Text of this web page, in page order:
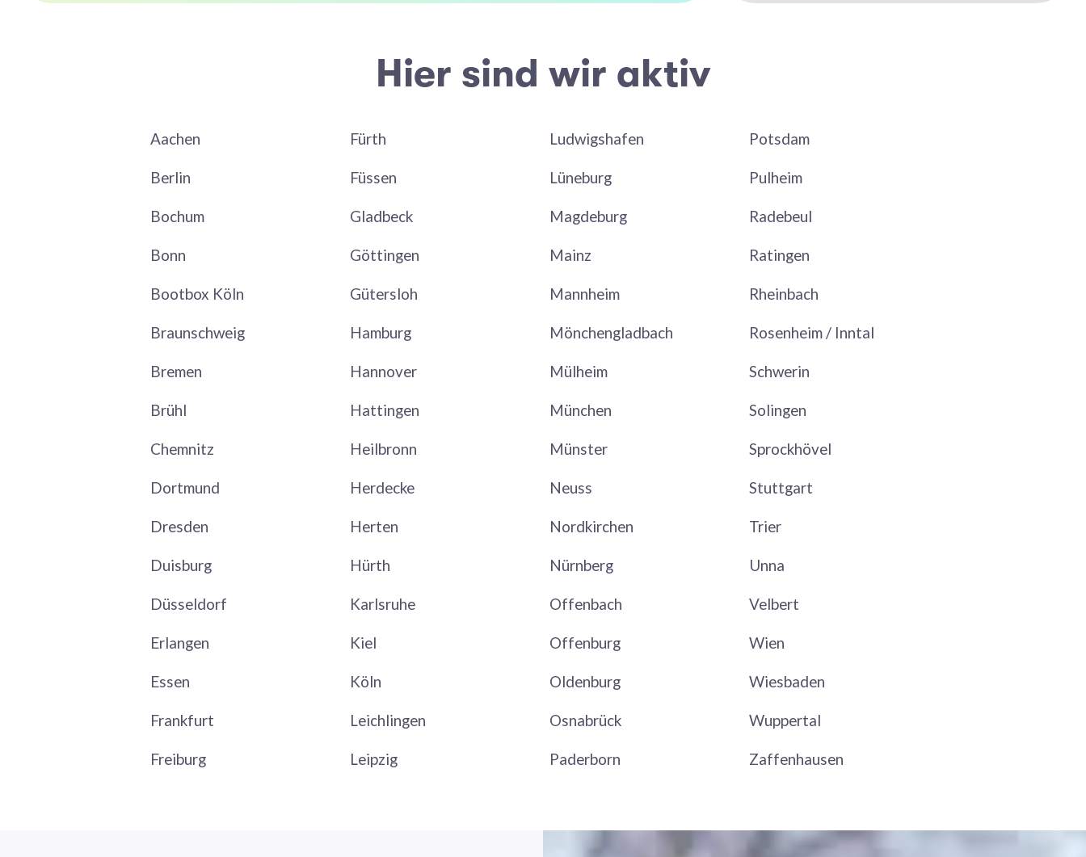
Hier sind wir aktiv
Aachen
Berlin
Bochum
Bonn
Bootbox Köln
Braunschweig
Bremen
Brühl
Chemnitz
Dortmund
Dresden
Duisburg
Düsseldorf
Erlangen
Essen
Frankfurt
Freiburg
Fürth
Füssen
Gladbeck
Göttingen
Gütersloh
Hamburg
Hannover
Hattingen
Heilbronn
Herdecke
Herten
Hürth
Karlsruhe
Kiel
Köln
Leichlingen
Leipzig
Ludwigshafen
Lüneburg
Magdeburg
Mainz
Mannheim
Mönchengladbach
Mülheim
München
Münster
Neuss
Nordkirchen
Nürnberg
Offenbach
Offenburg
Oldenburg
Osnabrück
Paderborn
Potsdam
Pulheim
Radebeul
Ratingen
Rheinbach
Rosenheim / Inntal
Schwerin
Solingen
Sprockhövel
Stuttgart
Trier
Unna
Velbert
Wien
Wiesbaden
Wuppertal
Zaffenhausen